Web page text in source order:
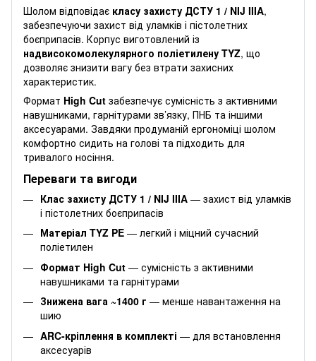
Шолом відповідає класу захисту ДСТУ 1 / NIJ IIIA,
забезпечуючи захист від уламків і пістолетних
боєприпасів. Корпус виготовлений із
надвисокомолекулярного поліетилену TYZ, що
дозволяє знизити вагу без втрати захисних
характеристик.
Формат High Cut забезпечує сумісність з активними
навушниками, гарнітурами зв’язку, ПНБ та іншими
аксесуарами. Завдяки продуманій ергономіці шолом
комфортно сидить на голові та підходить для
тривалого носіння.
Переваги та вигоди
Клас захисту ДСТУ 1 / NIJ IIIA — захист від уламків
і пістолетних боєприпасів
Матеріал TYZ PE — легкий і міцний сучасний
поліетилен
Формат High Cut — сумісність з активними
навушниками та гарнітурами
Знижена вага ~1400 г — менше навантаження на
шию
ARC-кріплення в комплекті — для встановлення
аксесуарів